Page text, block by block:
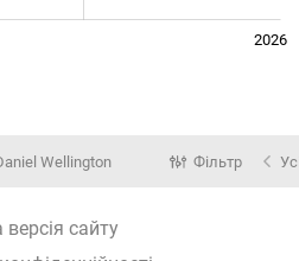
2026
Wellington Фільтр
версія сайту